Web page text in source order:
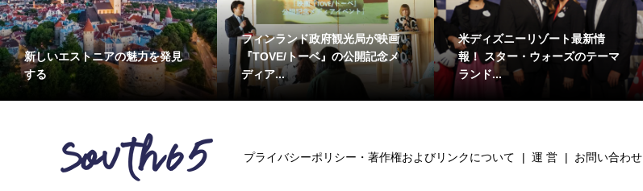
新しいエストニアの魅力を発見
する
フィンランド政府観光局が映画
『TOVE/トーベ』の公開記念メ
ディア...
米ディズニーリゾート最新情
報！ スター・ウォーズのテーマ
ランド...
プライバシーポリシー・著作権およびリンクについて 運 営 お問い合わせ